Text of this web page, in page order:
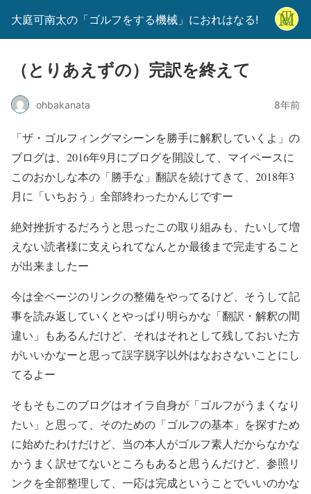
大庭可南太の「ゴルフをする機械」におれはなる!
（とりあえずの）完訳を終えて
ohbakanata 8年前
「ザ・ゴルフィングマシーンを勝手に解釈していくよ」の
ブログは、2016年9月にブログを開設して、マイペースに
このおかしな本の「勝手な」翻訳を続けてきて、2018年3
月に「いちおう」全部終わったかんじですー
絶対挫折するだろうと思ったこの取り組みも、 たいして増
えない読者様に支えられてなんとか最後まで完走すること
が出来ましたー
今は全ページのリンクの整備をやってるけど、そうして記
事を読み返していくとやっぱり明らかな「翻訳・解釈の間
違い」もあるんだけど、それはそれとして残しておいた方
がいいかなーと思って誤字脱字以外はなおさないことにし
てるよー
そもそもこのブログはオイラ自身が「ゴルフがうまくなり
たい」と思って、そのための「ゴルフの基本」を探すため
に始めたわけだけど、当の本人がゴルフ素人だからなかな
かうまく訳せてないところもあると思うんだけど、参照リ
ンクを全部整理して、一応は完成ということでいいのかな